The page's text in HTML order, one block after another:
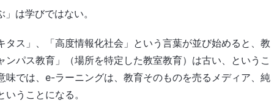
は学びではない。
タス」、「高度情報化社会」という言葉が並び始めると、教
ンパス教育」（場所を特定した教室教育）は古い、というこ
味では、e-ラーニングは、教育そのものを売るメディア、純
うことになる。